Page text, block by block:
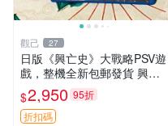
觀己 27
日版《興亡史》大戰略PSV遊
戲，整機全新包郵發貨 興亡
史 大戰略 PSV 日版 游戲機
$2,950 95折
折扣碼